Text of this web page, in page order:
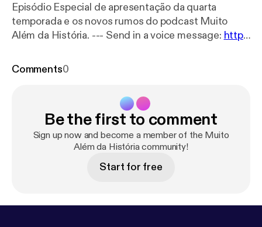
Episódio Especial de apresentação da quarta
temporada e os novos rumos do podcast Muito
Além da História. --- Send in a voice message: http
Comments0
Be the first to comment
Sign up now and become a member of the Muito
Além da História community!
Start for free